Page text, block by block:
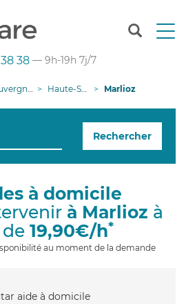
T
n
g
38 — 9h-19h 7j/7
Rhône-Alpes Haute-Savoie Marlioz
Rechercher
à domicile
à Marlioz à
19,90€/h*
au moment de la demande